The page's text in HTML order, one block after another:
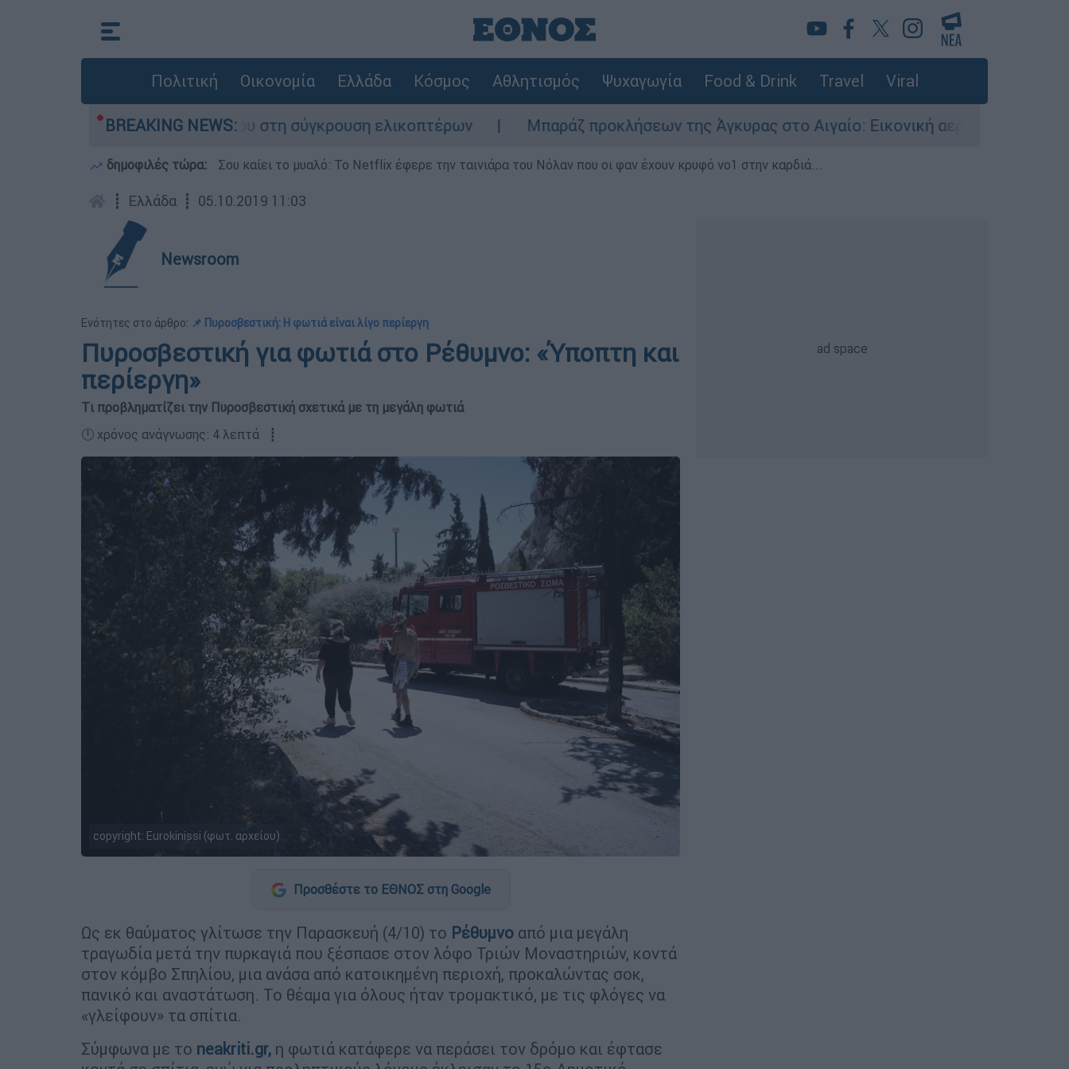
Πολιτική Οικονομία Ελλάδα Κόσμος Αθλητισμός Ψυχαγωγία Food & Drink Travel Viral
BREAKING NEWS:
που έχασε τη ζωή του στη σύγκρουση ελικοπτέρων Μπαράζ προκλήσεων της Άγκυρας στο Αιγαίο: Εικονική αερομαχία ανάμεσα σε
δημοφιλές τώρα: Σου καίει το μυαλό: Το Netflix έφερε την ταινιάρα του Νόλαν που οι φαν έχουν κρυφό νο1 στην καρδιά...
┋ Ελλάδα ┋ 05.10.2019 11:03
Newsroom
Ενότητες στο άρθρο: 📌 Πυροσβεστική: Η φωτιά είναι λίγο περίεργη
Πυροσβεστική για φωτιά στο Ρέθυμνο: «Ύποπτη και
περίεργη»
Tι προβληματίζει την Πυροσβεστική σχετικά με τη μεγάλη φωτιά
🕛 χρόνος ανάγνωσης: 4 λεπτά ┋
copyright: Eurokinissi (φωτ. αρχείου)
Προσθέστε το ΕΘΝΟΣ στη Google
Ως εκ θαύματος γλίτωσε την Παρασκευή (4/10) το Ρέθυμνο από μια μεγάλη
τραγωδία μετά την πυρκαγιά που ξέσπασε στον λόφο Τριών Μοναστηριών, κοντά
στον κόμβο Σπηλίου, μια ανάσα από κατοικημένη περιοχή, προκαλώντας σοκ,
πανικό και αναστάτωση. Το θέαμα για όλους ήταν τρομακτικό, με τις φλόγες να
«γλείφουν» τα σπίτια.
Σύμφωνα με το neakriti.gr, η φωτιά κατάφερε να περάσει τον δρόμο και έφτασε